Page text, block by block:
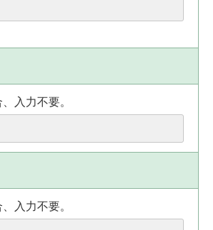
入力不要。
入力不要。